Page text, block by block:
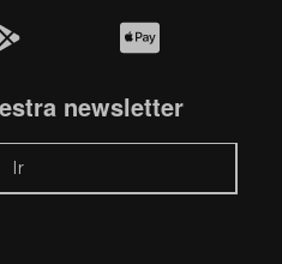
newsletter
Ir